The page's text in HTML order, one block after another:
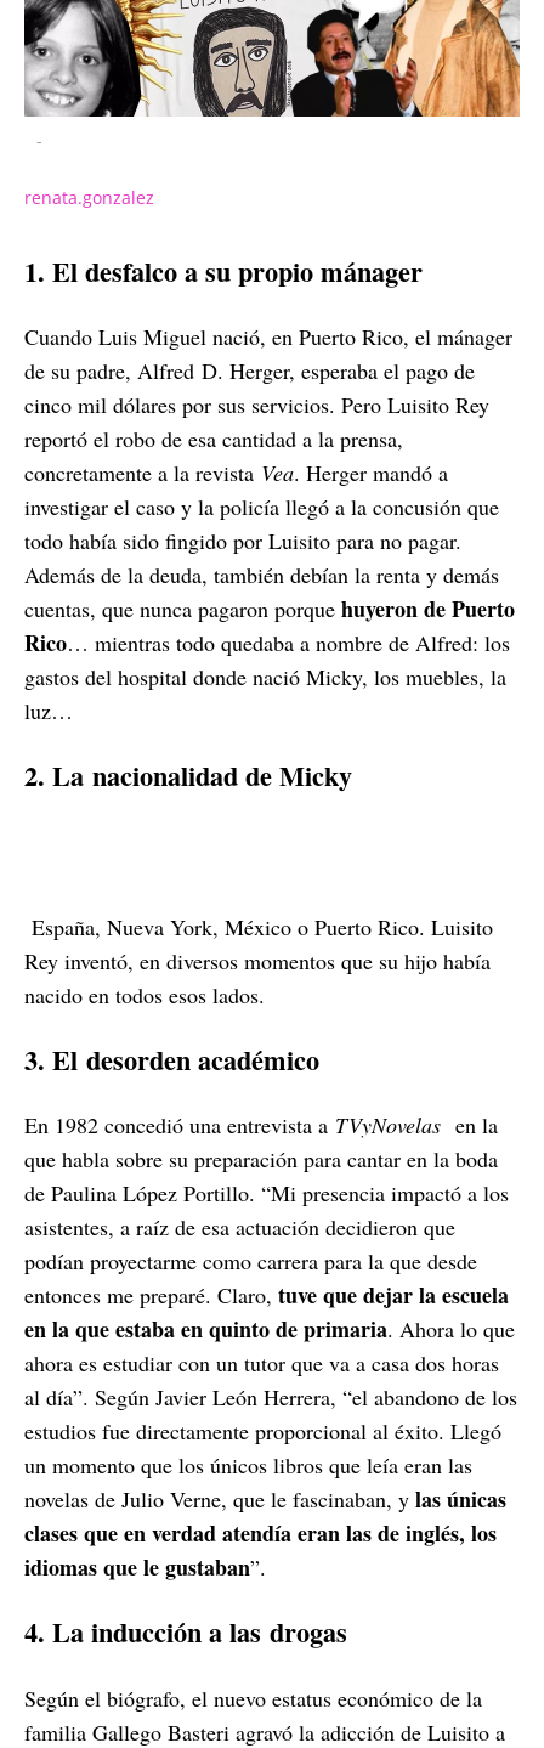
-
renata.gonzalez
1. El desfalco a su propio mánager
Cuando Luis Miguel nació, en Puerto Rico, el mánager
de su padre, Alfred D. Herger, esperaba el pago de
cinco mil dólares por sus servicios. Pero Luisito Rey
reportó el robo de esa cantidad a la prensa,
concretamente a la revista Vea. Herger mandó a
investigar el caso y la policía llegó a la concusión que
todo había sido fingido por Luisito para no pagar.
Además de la deuda, también debían la renta y demás
cuentas, que nunca pagaron porque huyeron de Puerto
Rico… mientras todo quedaba a nombre de Alfred: los
gastos del hospital donde nació Micky, los muebles, la
luz…
2. La nacionalidad de Micky
España, Nueva York, México o Puerto Rico. Luisito
Rey inventó, en diversos momentos que su hijo había
nacido en todos esos lados.
3. El desorden académico
En 1982 concedió una entrevista a TVyNovelas en la
que habla sobre su preparación para cantar en la boda
de Paulina López Portillo. “Mi presencia impactó a los
asistentes, a raíz de esa actuación decidieron que
podían proyectarme como carrera para la que desde
entonces me preparé. Claro, tuve que dejar la escuela
en la que estaba en quinto de primaria. Ahora lo que
ahora es estudiar con un tutor que va a casa dos horas
al día”. Según Javier León Herrera, “el abandono de los
estudios fue directamente proporcional al éxito. Llegó
un momento que los únicos libros que leía eran las
novelas de Julio Verne, que le fascinaban, y las únicas
clases que en verdad atendía eran las de inglés, los
idiomas que le gustaban”.
4. La inducción a las drogas
Según el biógrafo, el nuevo estatus económico de la
familia Gallego Basteri agravó la adicción de Luisito a